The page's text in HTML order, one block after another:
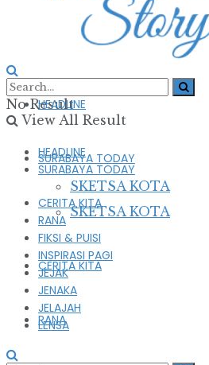
No Result
View All Result
HEADLINE
SURABAYA TODAY
SKETSA KOTA
CERITA KITA
RANA
HEADLINE
SURABAYA TODAY
SKETSA KOTA
CERITA KITA
RANA
FIKSI & PUISI
INSPIRASI PAGI
JEJAK
JENAKA
JELAJAH
LENSA